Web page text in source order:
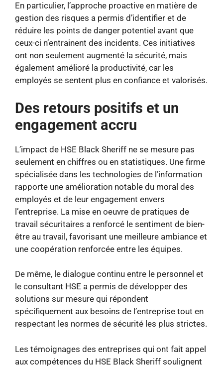
En particulier, l’approche proactive en matière de
gestion des risques a permis d’identifier et de
réduire les points de danger potentiel avant que
ceux-ci n’entrainent des incidents. Ces initiatives
ont non seulement augmenté la sécurité, mais
également amélioré la productivité, car les
employés se sentent plus en confiance et valorisés.
Des retours positifs et un
engagement accru
L’impact de HSE Black Sheriff ne se mesure pas
seulement en chiffres ou en statistiques. Une firme
spécialisée dans les technologies de l’information
rapporte une amélioration notable du moral des
employés et de leur engagement envers
l’entreprise. La mise en oeuvre de pratiques de
travail sécuritaires a renforcé le sentiment de bien-
être au travail, favorisant une meilleure ambiance et
une coopération renforcée entre les équipes.
De même, le dialogue continu entre le personnel et
le consultant HSE a permis de développer des
solutions sur mesure qui répondent
spécifiquement aux besoins de l’entreprise tout en
respectant les normes de sécurité les plus strictes.
Les témoignages des entreprises qui ont fait appel
aux compétences du HSE Black Sheriff soulignent